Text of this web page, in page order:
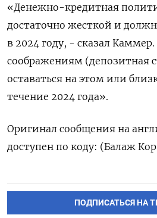
«Денежно-кредитная
достаточно жесткой и
в 2024 году, - сказал
соображениям (депозитная
оставаться на этом или
течение 2024 года».
Оригинал сообщения на
доступен по коду: (Балаж
ПОДПИСАТЬСЯ НА